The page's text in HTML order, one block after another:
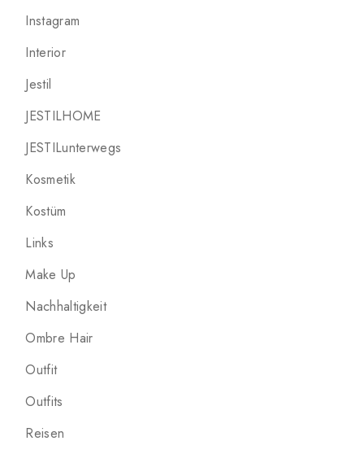
Instagram
Interior
Jestil
JESTILHOME
JESTILunterwegs
Kosmetik
Kostüm
Links
Make Up
Nachhaltigkeit
Ombre Hair
Outfit
Outfits
Reisen